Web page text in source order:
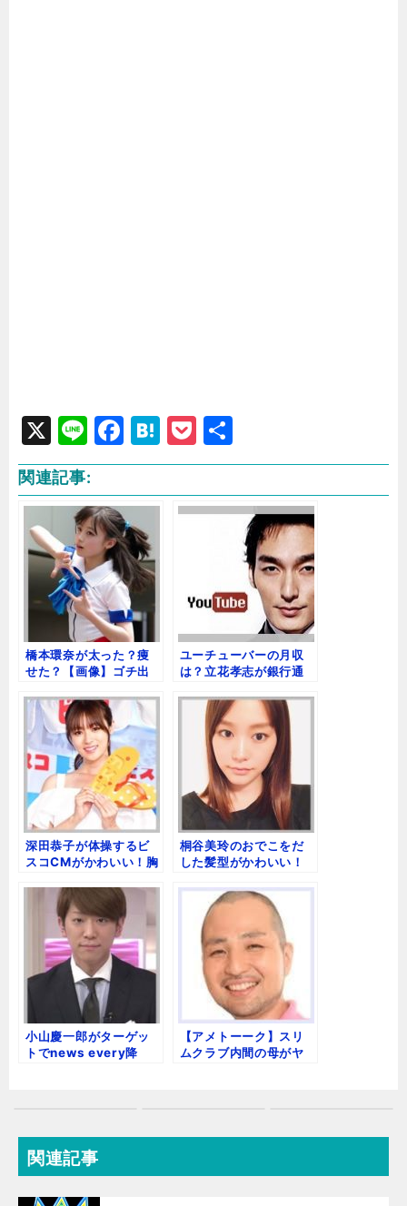
X
Li
n
e
F
a
c
e
b
o
o
k
H
at
e
P
o
c
k
有
関連記事:
橋本環奈が太った？痩
せた？【画像】ゴチ出
に影響？
ユーチューバーの月収
は？立花孝志が銀行通
深田恭子が体操するビ
スコCMがかわいい！胸
桐谷美玲のおでこをだ
した髪型がかわいい！
較！
小山慶一郎がターゲッ
トでnews every降
【アメトーーク】スリ
ムクラブ内間の母がヤ
関連記事